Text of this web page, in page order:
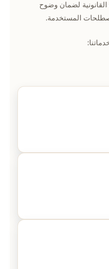
القانونية لضمان وضوح
المستخدمة.